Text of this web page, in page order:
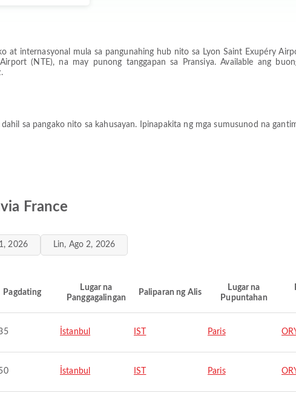
at internasyonal mula sa pangunahing hub nito sa Lyon Saint Exupéry
(NTE), na may punong tanggapan sa Pransiya. Available ang
sa pangako nito sa kahusayan. Ipinapakita ng mga sumusunod na
France
2026 Lin, Ago 2, 2026
Pagdating
Lugar na
Panggagalingan
Paliparan ng Alis
Lugar na
Pupuntahan
İstanbul IST Paris
İstanbul IST Paris